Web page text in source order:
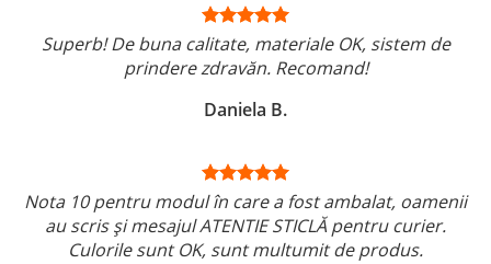
Superb! De buna calitate, materiale OK, sistem de
prindere zdravăn. Recomand!
Daniela B.
Nota 10 pentru modul în care a fost ambalat, oamenii
au scris și mesajul ATENTIE STICLĂ pentru curier.
Culorile sunt OK, sunt multumit de produs.